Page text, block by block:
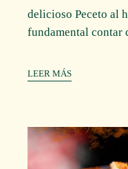
delicioso Peceto al
fundamental contar
LEER MÁS